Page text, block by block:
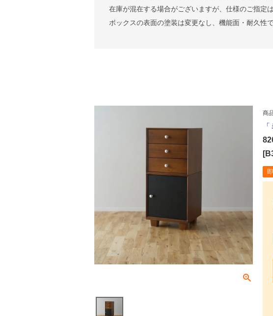
在庫が混在する場合がございますが、仕様のご指定
ボックスの表面の塗装は変更なし、機能面・耐久性
商